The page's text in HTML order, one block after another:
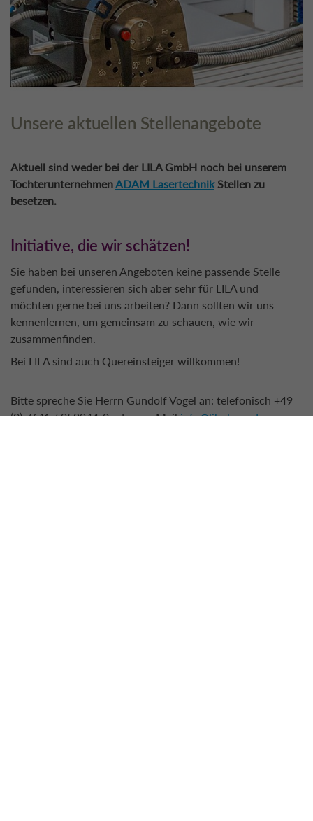
Unsere aktuellen Stellenangebote
Aktuell sind weder bei der LILA GmbH noch bei unserem
Tochterunternehmen ADAM LasertechnikStellen zu
besetzen.
Initiative, die wir schätzen!
Sie haben bei unseren Angeboten keine passende Stelle
gefunden, interessieren sich aber sehr für LILA und
möchten gerne bei uns arbeiten? Dann sollten wir uns
kennenlernen, um gemeinsam zu schauen, wie wir
zusammenfinden.
Bei LILA sind auch Quereinsteiger willkommen!
Bitte spreche Sie Herrn Gundolf Vogel an: telefonisch +49
(0) 7641 / 959944-0 oder per Mailinfo@lila-laser.de